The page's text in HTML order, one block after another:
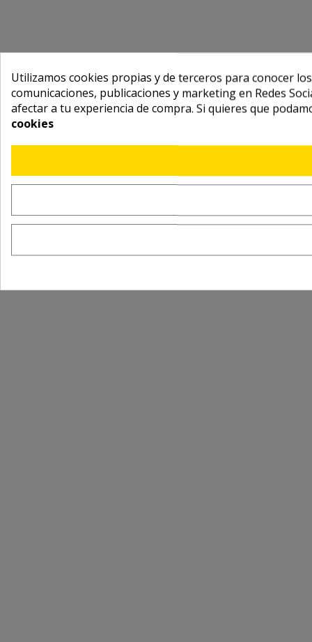
Utilizamos cookies propias y de terceros para conocer
comunicaciones, publicaciones y marketing en Redes
afectar a tu experiencia de compra. Si quieres que
cookies